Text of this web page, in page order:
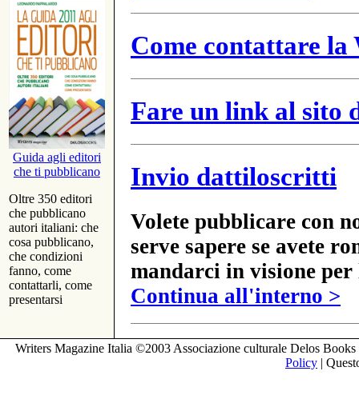
Guida agli editori
che ti pubblicano
Oltre 350 editori
che pubblicano
autori italiani: che
cosa pubblicano,
che condizioni
fanno, come
contattarli, come
presentarsi
Come contattare
Fare un link al sito
Invio dattiloscritti
Volete pubblicare con
serve sapere se avete
mandarci in visione
Continua all'interno >
Writers Magazine Italia ©2003 Associazione culturale Delos
Policy |